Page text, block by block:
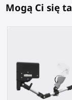
Mogą Ci się